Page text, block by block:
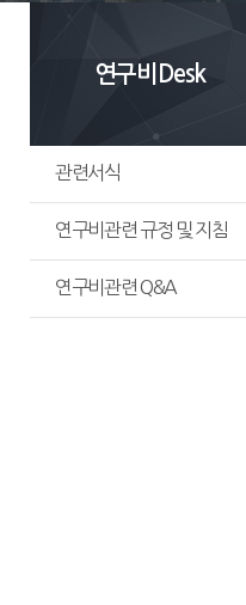
연구비Desk
관련서식
연구비관련 규정 및 지침
연구비관련 Q&A